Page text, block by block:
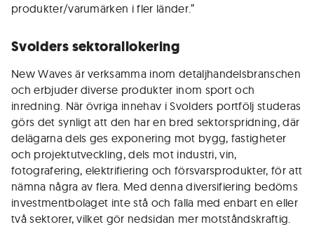
produkter/varumärken i fler länder.”
Svolders sektorallokering
New Waves är verksamma inom detaljhandelsbranschen
och erbjuder diverse produkter inom sport och
inredning. När övriga innehav i Svolders portfölj studeras
görs det synligt att den har en bred sektorspridning, där
delägarna dels ges exponering mot bygg, fastigheter
och projektutveckling, dels mot industri, vin,
fotografering, elektrifiering och försvarsprodukter, för att
nämna några av flera. Med denna diversifiering bedöms
investmentbolaget inte stå och falla med enbart en eller
två sektorer, vilket gör nedsidan mer motståndskraftig.